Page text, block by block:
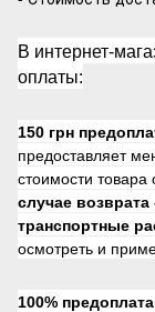
В интернет-
оплаты:
150 грн
предоставляет
стоимости
случае возврата
транспортные
осмотреть и
100% предоплата